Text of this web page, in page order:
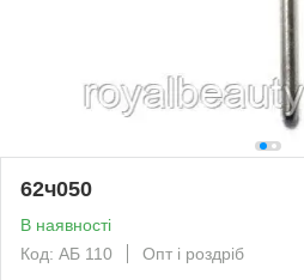
62ч050
В наявності
Код: АБ 110
Опт і роздріб